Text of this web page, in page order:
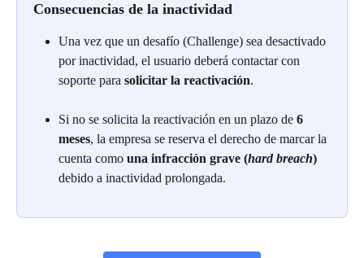
Consecuencias de la inactividad
Una vez que un desafío (Challenge) sea desactivado
por inactividad, el usuario deberá contactar con
soporte para solicitar la reactivación.
Si no se solicita la reactivación en un plazo de 6
meses, la empresa se reserva el derecho de marcar la
cuenta como una infracción grave (hard breach)
debido a inactividad prolongada.